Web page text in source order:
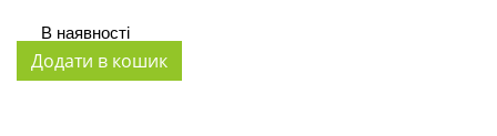
В наявності